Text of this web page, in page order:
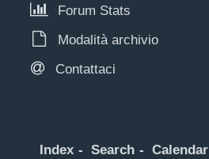
Forum Stats
Modalità archivio
Contattaci
Index Search Calendar